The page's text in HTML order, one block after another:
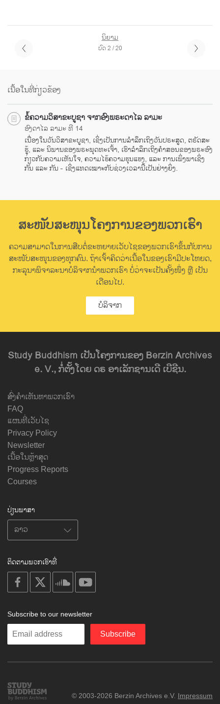
ນິຍາມ
ບົດ 2 / 20
ເນື້ອໃນທີ່ກ່ຽວຂ້ອງ
ຂໍ້ຄວາມວິສາຂະບູຊາ ຈາກອົງພຣະດາໄລ ລາມະ
ອົງດາໄລ ລາມະ ທີ 14
ເນື່ອງໃນວັນວິສາຂະບູຊາ, ເຊິ່ງເປັນການລຳລຶກເຖິງວັນປຣະສູດ, ຕຣັດສະ
ຮູ້, ແລະ ນິພານຂອງພຣະພຸດທະເຈົ້າ, ເຮົາລຳລຶກເຖິງຄຳສອນຂອງພຣະອົງ
ກ່ຽວກັບຄວາມເຫັນໃຈ, ຄວາມໄຮ້ຄວາມຮຸນແຮງ, ແລະ ການເພິ່ງພາເຊິ່ງ
ກັນ ແລະ ກັນ - ເຊິ່ງແທດເໝາະກັບຊ່ວງເວລານີ້ເປັນຢ່າງຍິ່ງ.
ສະໜັບສະໜຸນໂຄງການຂອງພວກເຮົາ
ຄວາມສາມາດໃນການສືບຕໍ່ຂະຫຍາຍເວັບໄຊຂອງພວກເຮົາຂຶ້ນກັບການ
ສະໜັບສະໜຸນຂອງທຸກຄົນ. ຖ້າເຈົ້າຄິດວ່າເນື້ອໃນຂອງເຮົາມີປະໂຫຍດ,
ກະລຸນາພິຈາລະນາບໍລິຈາກນຳພວກເຮົາ ບໍ່ວ່າຈະເປັນຄັ້ງໜຶ່ງ ຫຼື ເປັນ
ເດືອນໄປ.
ບໍລິຈາກ
Study Buddhism ເປັນໂຄງການຂອງ Berzin Archives
e. V., ກໍ່ຕັ້ງໂດຍ ດຣ ອາເລັກຊານເດີ ເບີຊີນ.
ສົ່ງຄຳເຫັນຫາພວກເຮົາ
FAQ
ແຜນທີ່ເວັບໄຊ
Privacy Policy
Newsletter
ເນື້ອໃນຫຼ້າສຸດ
Progress Reports
Courses
ປ່ຽນພາສາ
ຕິດຕາມພວກເຮົາທີ່
on
facebook
on
on
soundcloud
on
Subscribe to our newsletter
Enter
Subscribe
Study
Buddhism
© 2003-2026 Berzin Archives e.V. Impressum